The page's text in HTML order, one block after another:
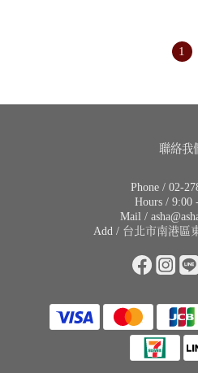
1
聯絡我
Phone / 02-
Hours / 9:00
Mail /
Add / 台北市南港區